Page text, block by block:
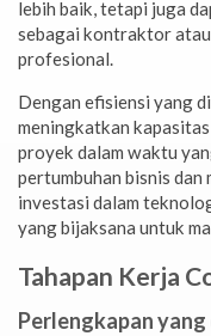
lebih baik, tetapi juga
sebagai kontraktor atau
profesional.
Dengan efisiensi yang
meningkatkan
proyek dalam waktu
pertumbuhan bisnis
investasi dalam
yang bijaksana untuk
Tahapan Kerja
Perlengkapan